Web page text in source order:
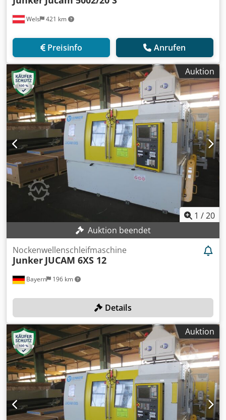
Wels 421 km
Preisinfo Anrufen
Auktion
1 /20
Auktion beendet
Bayern 196 km
Nockenwellenschleifmaschine
Junker JUCAM 6XS 12
Details
Auktion